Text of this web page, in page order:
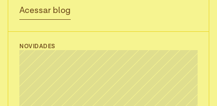
Acessar blog
NOVIDADES